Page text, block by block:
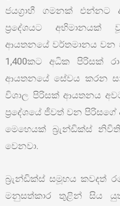
ජයග්‍රාහී ගමනක්
ප්‍රදේශයට අභිමානයක්
ආයතනයේ වර්තමානය වන
1,400කට අධික පිරිසක්
ආයතනයේ සේවය කරන
විශාල පිරිසක් ආයතනය
ප්‍රදේශයේ ජීවත් වන
මෙහෙයක් බ්‍රැන්ඩික්ස්
වෙනවා.
බ්‍රැන්ඩික්ස් සමූහය කවදත්
මනුසත්කාර තුළින් සිය